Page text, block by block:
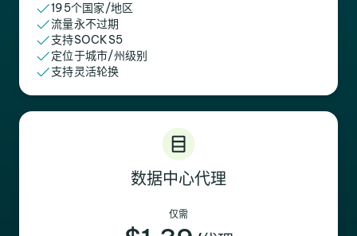
195个国家/地区
流量永不过期
支持SOCKS5
定位于城市/州级别
支持灵活轮换
数据中心代理
仅需